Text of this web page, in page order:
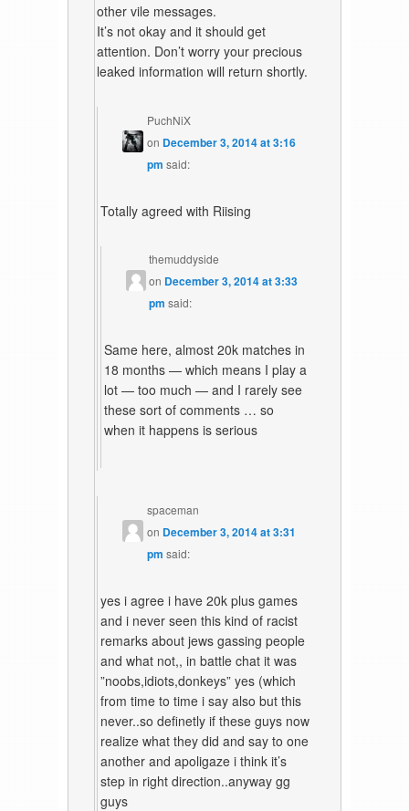
other vile messages.
It’s not okay and it should get
attention. Don’t worry your precious
leaked information will return shortly.
PuchNiX
on December 3, 2014 at 3:16
pm said:
Totally agreed with Riising
themuddyside
on December 3, 2014 at 3:33
pm said:
Same here, almost 20k matches in
18 months — which means I play a
lot — too much — and I rarely see
these sort of comments … so
when it happens is serious
spaceman
on December 3, 2014 at 3:31
pm said:
yes i agree i have 20k plus games
and i never seen this kind of racist
remarks about jews gassing people
and what not,, in battle chat it was
”noobs,idiots,donkeys” yes (which
from time to time i say also but this
never..so definetly if these guys now
realize what they did and say to one
another and apoligaze i think it’s
step in right direction..anyway gg
guys